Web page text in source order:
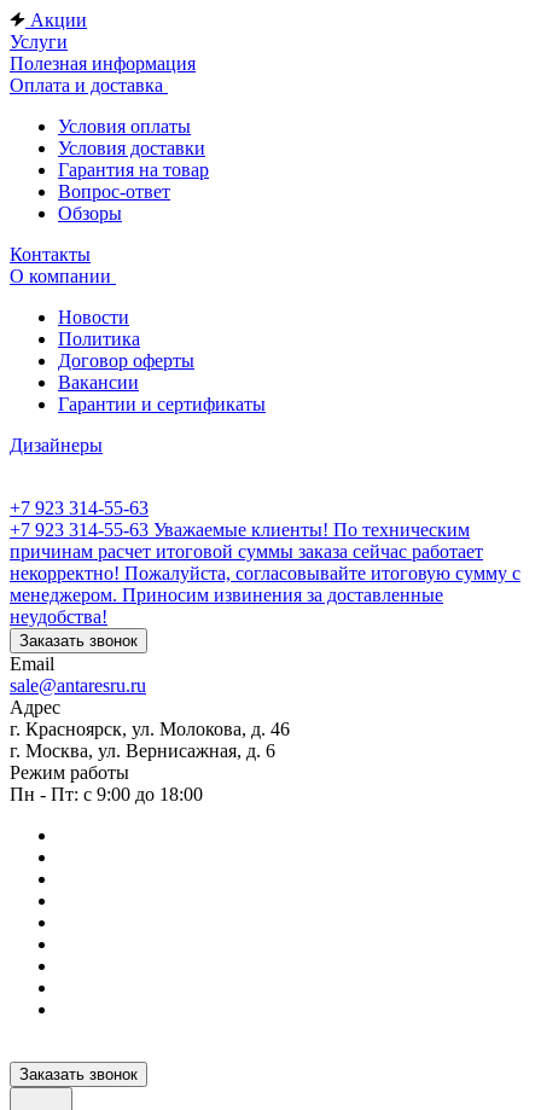
Акции
Услуги
Полезная информация
Оплата и доставка
Условия оплаты
Условия доставки
Гарантия на товар
Вопрос-ответ
Обзоры
Контакты
О компании
Новости
Политика
Договор оферты
Вакансии
Гарантии и сертификаты
Дизайнеры
+7 923 314-55-63
+7 923 314-55-63 Уважаемые клиенты! По техническим
причинам расчет итоговой суммы заказа сейчас работает
некорректно! Пожалуйста, согласовывайте итоговую сумму с
менеджером. Приносим извинения за доставленные
неудобства!
Заказать звонок
Email
sale@antaresru.ru
Адрес
г. Красноярск, ул. Молокова, д. 46
г. Москва, ул. Вернисажная, д. 6
Режим работы
Пн - Пт: с 9:00 до 18:00
Заказать звонок